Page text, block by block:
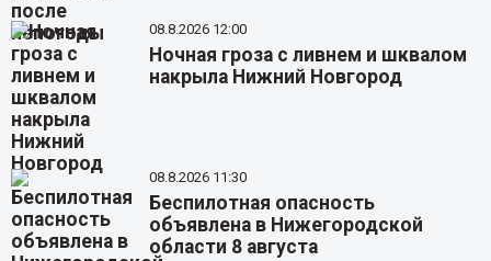
08.8.2026 12:00
Ночная гроза с ливнем и шквалом
накрыла Нижний Новгород
08.8.2026 11:30
Беспилотная опасность
объявлена в Нижегородской
области 8 августа